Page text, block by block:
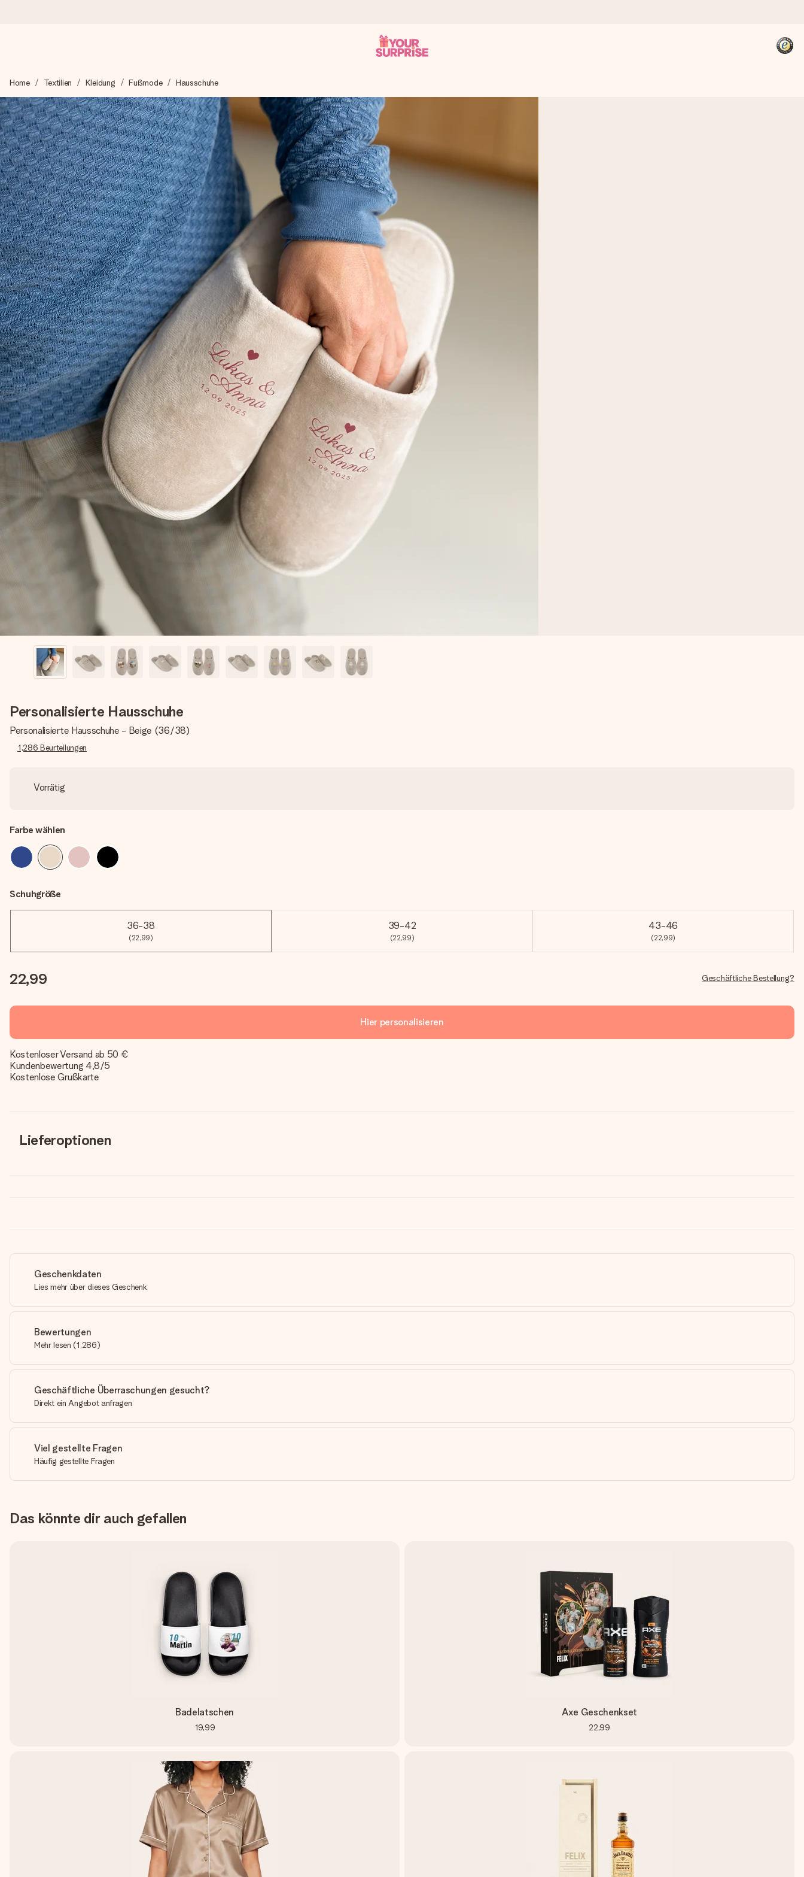
Wir bereiten dein Geschenk sorgfältig vor und schicken es blitzschnell – damit du es genau zum richtigen Zeitpunkt überreichen kannst, wenn es am meisten
zählt.
4,8 (basierend auf +15.000 Bewertungen)
Unsere Geschenke begeistern. Kunden bewerten uns mit 4,8 bei Google Reviews (Gesamtergebnis aller Länder, in die wir versenden).
+49 39292 929695
Montag - Freitag : 8:30 - 17:00 Uhr
Samstag - Sonntag : 8:30 - 13:00 Uhr
Home Textilien Kleidung Fußmode Hausschuhe
Personalisierte Hausschuhe
Personalisierte Hausschuhe - Beige (36/38)
1,286 Beurteilungen
Vorrätig
Farbe wählen
Schuhgröße
36-38
(22,99)
39-42
(22,99)
43-46
(22,99)
22,99 Geschäftliche Bestellung?
Hier personalisieren
Kostenloser Versand ab 50 €
Kundenbewertung 4,8/5
Kostenlose Grußkarte
Lieferoptionen
Geschenkdaten
Lies mehr über dieses Geschenk
Bewertungen
Mehr lesen (1,286)
Geschäftliche Überraschungen gesucht?
Direkt ein Angebot anfragen
Viel gestellte Fragen
Häufig gestellte Fragen
Das könnte dir auch gefallen
Badelatschen
19,99
Axe Geschenkset
22,99